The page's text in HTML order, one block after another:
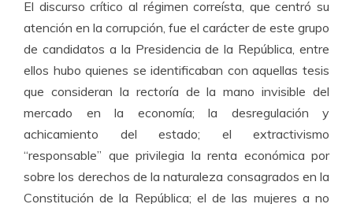
El discurso crítico al régimen correísta, que centró su
atención en la corrupción, fue el carácter de este grupo
de candidatos a la Presidencia de la República, entre
ellos hubo quienes se identificaban con aquellas tesis
que consideran la rectoría de la mano invisible del
mercado en la economía; la desregulación y
achicamiento del estado; el extractivismo
“responsable” que privilegia la renta económica por
sobre los derechos de la naturaleza consagrados en la
Constitución de la República; el de las mujeres a no